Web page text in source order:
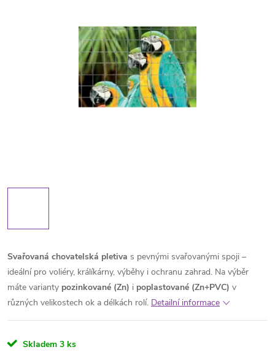
Svařovaná chovatelská pletiva s pevnými svařovanými spoji –
ideální pro voliéry, králíkárny, výběhy i ochranu zahrad. Na výběr
máte varianty pozinkované (Zn) i poplastované (Zn+PVC) v
různých velikostech ok a délkách rolí. Detailní informace
Skladem 3 ks